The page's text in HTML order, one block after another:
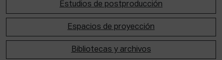
Estudios de postproducción
Espacios de proyección
Bibliotecas y archivos